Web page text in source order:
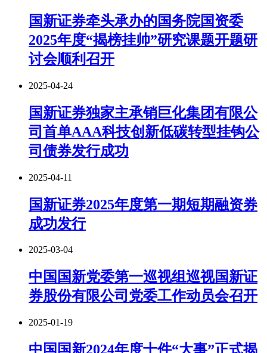
国新证券牵头承办的国务院国资委
2025年度“揭榜挂帅”研究课题开题研
讨会顺利召开
2025-04-24
国新证券独家主承销巨化集团有限公
司首单AAA科技创新低碳转型挂钩公
司债券发行成功
2025-04-11
国新证券2025年度第一期短期融资券
成功发行
2025-03-04
中国国新党委第一巡视组巡视国新证
券股份有限公司党委工作动员会召开
2025-01-19
中国国新2024年度十件“大事”正式揭